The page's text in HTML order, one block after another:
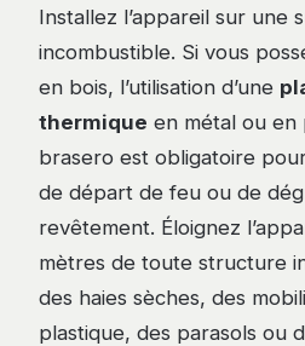
Installez l’appareil sur une
incombustible. Si vous
en bois, l’utilisation d’une
thermique en métal ou en
brasero est obligatoire
de départ de feu ou de
revêtement. Éloignez
mètres de toute structure
des haies sèches, des
plastique, des parasols ou